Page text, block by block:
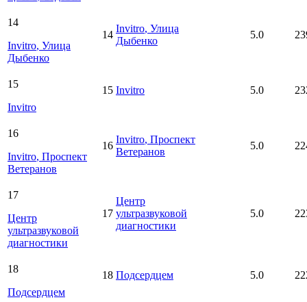
14
Invitro, Улица
Дыбенко
14
Invitro, Улица
Дыбенко
5.0
15
Invitro
15 Invitro 5.0
16
Invitro, Проспект
Ветеранов
16
Invitro, Проспект
Ветеранов
5.0
17
Центр
ультразвуковой
диагностики
17
Центр
ультразвуковой
диагностики
5.0
18
Подсердцем
18 Подсердцем 5.0